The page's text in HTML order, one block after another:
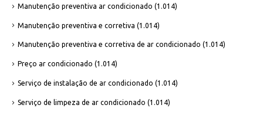
Manutenção preventiva ar condicionado (1.014)
Manutenção preventiva e corretiva (1.014)
Manutenção preventiva e corretiva de ar condicionado (1.014)
Preço ar condicionado (1.014)
Serviço de instalação de ar condicionado (1.014)
Serviço de limpeza de ar condicionado (1.014)